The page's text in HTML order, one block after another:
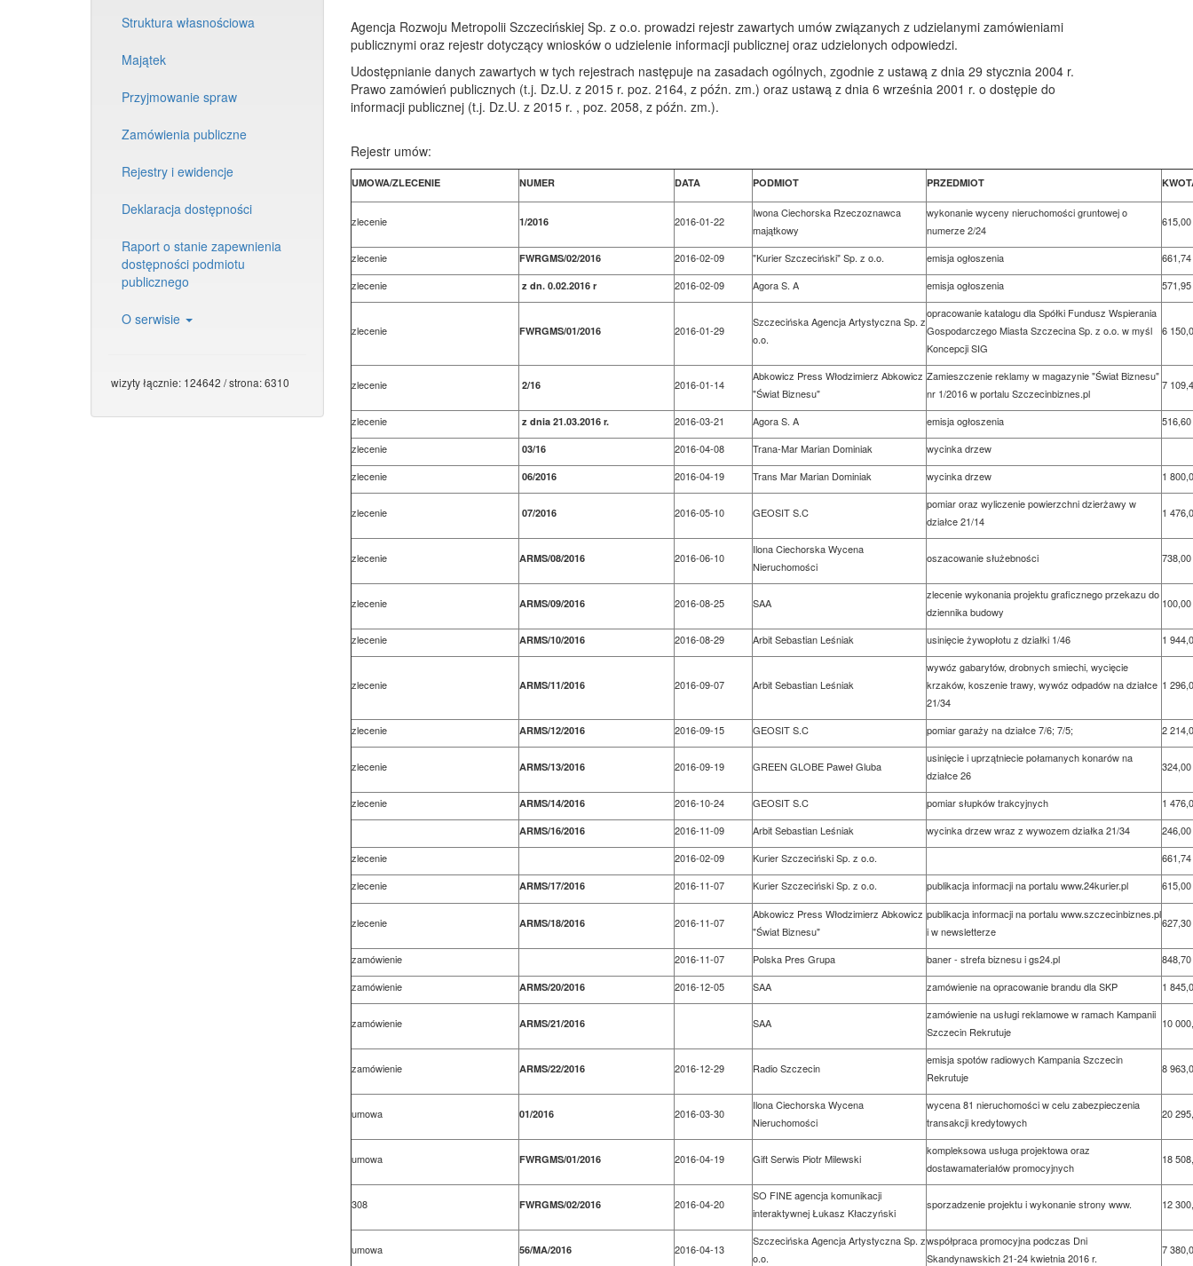
Struktura własnościowa
Majątek
Przyjmowanie spraw
Zamówienia publiczne
Rejestry i ewidencje
Deklaracja dostępności
Raport o stanie zapewnienia
dostępności podmiotu
publicznego
O serwisie
wizyty łącznie: 124642 / strona: 6310
Agencja Rozwoju Metropolii Szczecińskiej Sp. z o.o. prowadzi rejestr zawartych umów związanych z udzielanymi zamówieniami
publicznymi oraz rejestr dotyczący wniosków o udzielenie informacji publicznej oraz udzielonych odpowiedzi.
Udostępnianie danych zawartych w tych rejestrach następuje na zasadach ogólnych, zgodnie z ustawą z dnia 29 stycznia 2004 r.
Prawo zamówień publicznych (t.j. Dz.U. z 2015 r. poz. 2164, z późn. zm.) oraz ustawą z dnia 6 września 2001 r. o dostępie do
informacji publicznej (t.j. Dz.U. z 2015 r. , poz. 2058, z późn. zm.).
Rejestr umów:
UMOWA/ZLECENIE NUMER DATA PODMIOT PRZEDMIOT
zlecenie 1/2016 2016-01-22
Iwona Ciechorska Rzeczoznawca
majątkowy
wykonanie wyceny nieruchomości gruntowej o
numerze 2/24
615,00
zlecenie FWRGMS/02/2016 2016-02-09 "Kurier Szczeciński" Sp. z o.o. emisja ogłoszenia
661,74
zlecenie
z dn. 0.02.2016 r 2016-02-09 Agora S. A emisja ogłoszenia 571,95
zlecenie FWRGMS/01/2016 2016-01-29
Szczecińska Agencja Artystyczna Sp. z
o.o.
opracowanie katalogu dla Spółki Fundusz Wspierania
Gospodarczego Miasta Szczecina Sp. z o.o. w myśl
Koncepcji SIG
6
zlecenie 2/16 2016-01-14
Abkowicz Press Włodzimierz Abkowicz
"Świat Biznesu"
Zamieszczenie reklamy w magazynie "Świat Biznesu"
nr 1/2016 w portalu Szczecinbiznes.pl
7
zlecenie z dnia 21.03.2016 r. 2016-03-21 Agora S. A emisja ogłoszenia
516,60
zlecenie
03/16 2016-04-08 Trana-Mar Marian Dominiak
wycinka drzew
zlecenie
06/2016 2016-04-19 Trans Mar Marian Dominiak wycinka drzew 1
zlecenie 07/2016 2016-05-10 GEOSIT S.C
pomiar oraz wyliczenie powierzchni dzierżawy w
działce 21/14
1
zlecenie ARMS/08/2016 2016-06-10
Ilona Ciechorska Wycena
Nieruchomości
oszacowanie służebności 738,00
zlecenie ARMS/09/2016 2016-08-25 SAA
zlecenie wykonania projektu graficznego przekazu do
dziennika budowy
100,00
zlecenie ARMS/10/2016 2016-08-29 Arbit Sebastian Leśniak usinięcie żywopłotu z działki 1/46 1
zlecenie ARMS/11/2016 2016-09-07 Arbit Sebastian Leśniak
wywóz gabarytów, drobnych smiechi, wycięcie
krzaków, koszenie trawy, wywóz odpadów na działce
21/34
1
zlecenie ARMS/12/2016 2016-09-15 GEOSIT S.C pomiar garaży na działce 7/6; 7/5; 2
zlecenie ARMS/13/2016 2016-09-19 GREEN GLOBE Paweł Gluba
usinięcie i uprzątniecie połamanych konarów na
działce 26
324,00
zlecenie ARMS/14/2016 2016-10-24 GEOSIT S.C pomiar słupków trakcyjnych 1
ARMS/16/2016 2016-11-09 Arbit Sebastian Leśniak wycinka drzew wraz z wywozem działka 21/34
246,00
zlecenie
2016-02-09 Kurier Szczeciński Sp. z o.o.
661,74
zlecenie
ARMS/17/2016 2016-11-07 Kurier Szczeciński Sp. z o.o. publikacja informacji na portalu www.24kurier.pl 615,00
zlecenie ARMS/18/2016 2016-11-07
Abkowicz Press Włodzimierz Abkowicz
"Świat Biznesu"
publikacja informacji na portalu www.szczecinbiznes.pl
i w newsletterze
627,30
zamówienie 2016-11-07 Polska Pres Grupa baner - strefa biznesu i gs24.pl
848,70
zamówienie
ARMS/20/2016 2016-12-05 SAA zamówienie na opracowanie brandu dla SKP 1
zamówienie ARMS/21/2016 SAA
zamówienie na usługi reklamowe w ramach Kampanii
Szczecin Rekrutuje
10
zamówienie ARMS/22/2016 2016-12-29 Radio Szczecin
emisja spotów radiowych Kampania Szczecin
Rekrutuje
8
umowa 01/2016 2016-03-30
Ilona Ciechorska Wycena
Nieruchomości
wycena 81 nieruchomości w celu zabezpieczenia
transakcji kredytowych
20
umowa FWRGMS/01/2016 2016-04-19 Gift Serwis Piotr Milewski
kompleksowa usługa projektowa oraz
dostawamateriałów promocyjnych
18
308 FWRGMS/02/2016 2016-04-20
SO FINE agencja komunikacji
interaktywnej Łukasz Kłaczyński
sporzadzenie projektu i wykonanie strony www. 12
umowa 56/MA/2016 2016-04-13
Szczecińska Agencja Artystyczna Sp. z
o.o.
współpraca promocyjna podczas Dni
Skandynawskich 21-24 kwietnia 2016 r.
7